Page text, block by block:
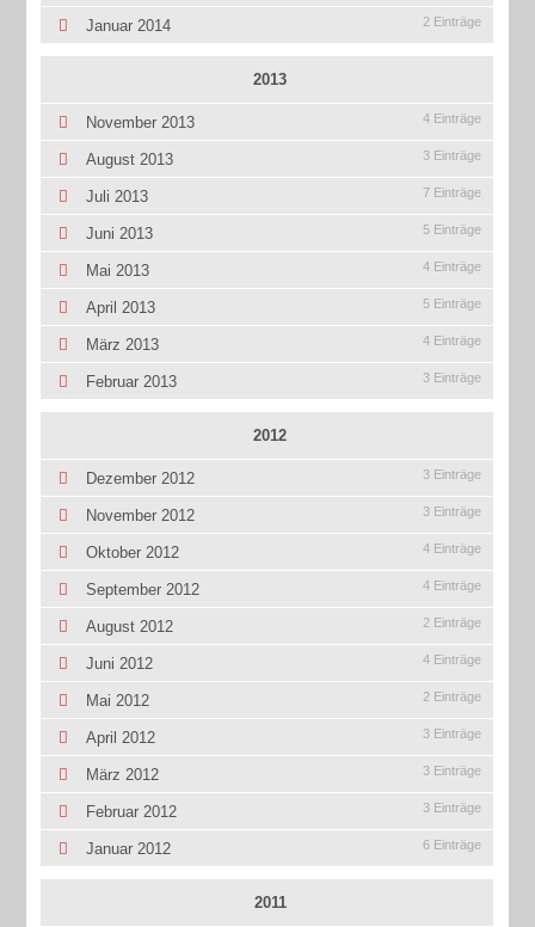
Januar 2014 2 Einträge
2013
November 2013 4 Einträge
August 2013 3 Einträge
Juli 2013 7 Einträge
Juni 2013 5 Einträge
Mai 2013 4 Einträge
April 2013 5 Einträge
März 2013 4 Einträge
Februar 2013 3 Einträge
2012
Dezember 2012 3 Einträge
November 2012 3 Einträge
Oktober 2012 4 Einträge
September 2012 4 Einträge
August 2012 2 Einträge
Juni 2012 4 Einträge
Mai 2012 2 Einträge
April 2012 3 Einträge
März 2012 3 Einträge
Februar 2012 3 Einträge
Januar 2012 6 Einträge
2011